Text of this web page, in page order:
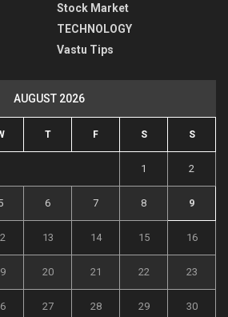
Stock Market
TECHNOLOGY
Vastu Tips
AUGUST 2026
T F S S
1 2
6 7 8 9
13 14 15 16
20 21 22 23
27 28 29 30